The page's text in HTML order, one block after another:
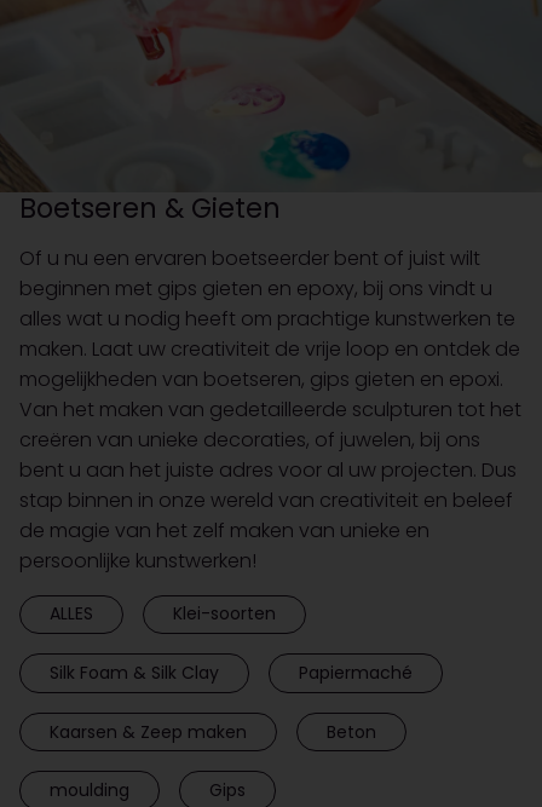
Boetseren & Gieten
Of u nu een ervaren boetseerder bent of juist wilt
beginnen met gips gieten en epoxy, bij ons vindt u
alles wat u nodig heeft om prachtige kunstwerken te
maken. Laat uw creativiteit de vrije loop en ontdek de
mogelijkheden van boetseren, gips gieten en epoxi.
Van het maken van gedetailleerde sculpturen tot het
creëren van unieke decoraties, of juwelen, bij ons
bent u aan het juiste adres voor al uw projecten. Dus
stap binnen in onze wereld van creativiteit en beleef
de magie van het zelf maken van unieke en
persoonlijke kunstwerken!
ALLES Klei-soorten
Silk Foam & Silk Clay Papiermaché
Kaarsen & Zeep maken Beton
moulding Gips